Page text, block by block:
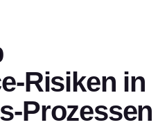
Risiken in
Prozessen